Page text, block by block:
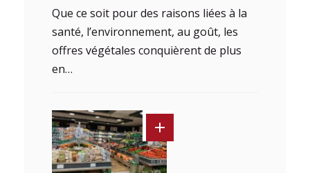
Que ce soit pour des raisons liées à la
santé, l’environnement, au goût, les
offres végétales conquièrent de plus
en…